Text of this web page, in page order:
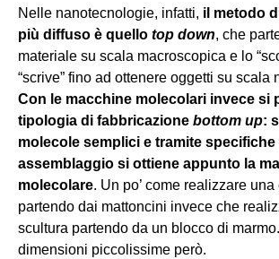
Nelle nanotecnologie, infatti, il metodo
più diffuso è quello top down, che
materiale su scala macroscopica e lo
“scrive” fino ad ottenere oggetti su scala
Con le macchine molecolari invece si
tipologia di fabbricazione bottom up:
molecole semplici e tramite
assemblaggio si ottiene appunto la
molecolare. Un po’ come realizzare
partendo dai mattoncini invece che
scultura partendo da un blocco di
dimensioni piccolissime però.